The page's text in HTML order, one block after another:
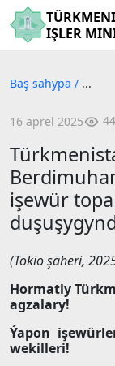
IŞLER
Baş sahypa / ...
16 aprel 2025
işewür
(Tokio şäheri,
Hormatly
agzalary!
Ýapon
wekilleri!